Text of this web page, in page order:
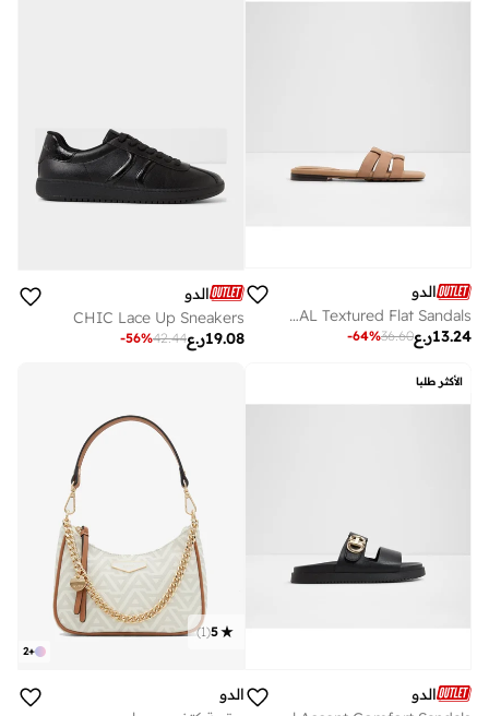
الدو
GOTOSANDAL Textured Flat Sandals
ر.ع13.24
36.60
-64%
الدو
CHIC Lace Up Sneakers
ر.ع19.08
42.44
-56%
الأكثر طلبا
الدو
+
2
5
(
1
)
الدو